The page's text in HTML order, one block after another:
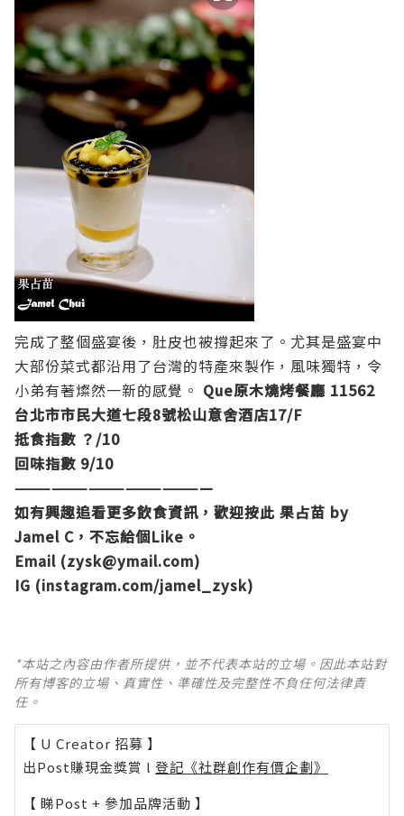
完成了整個盛宴後，肚皮也被撐起來了。尤其是盛宴中
大部份菜式都沿用了台灣的特產來製作，風味獨特，令
小弟有著燦然一新的感覺。 Que原木燒烤餐廳 11562
台北市市民大道七段8號松山意舍酒店17/F
抵食指數 ？/10
回味指數 9/10
————————————————
如有興趣追看更多飲食資訊，歡迎按此 果占苗 by
Jamel C ，不忘給個Like。
Email (zysk@ymail.com)
IG (instagram.com/jamel_zysk)
*本站之內容由作者所提供，並不代表本站的立場。因此本站對
所有博客的立場、真實性、準確性及完整性不負任何法律責
任。
【 U Creator 招募 】
出Post賺現金獎賞 l 登記《社群創作有價企劃》
【 睇Post + 參加品牌活動 】